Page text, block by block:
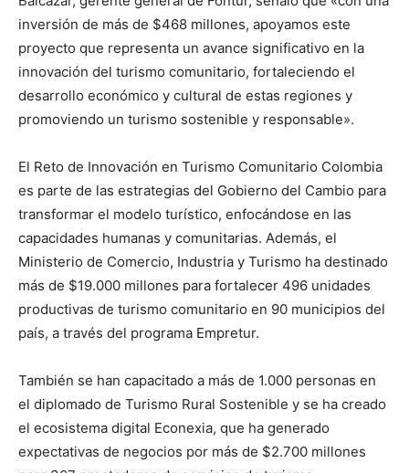
inversión de más de $468 millones, apoyamos este
proyecto que representa un avance significativo en la
innovación del turismo comunitario, fortaleciendo el
desarrollo económico y cultural de estas regiones y
promoviendo un turismo sostenible y responsable».
El Reto de Innovación en Turismo Comunitario Colombia
es parte de las estrategias del Gobierno del Cambio para
transformar el modelo turístico, enfocándose en las
capacidades humanas y comunitarias. Además, el
Ministerio de Comercio, Industria y Turismo ha destinado
más de $19.000 millones para fortalecer 496 unidades
productivas de turismo comunitario en 90 municipios del
país, a través del programa Empretur.
También se han capacitado a más de 1.000 personas en
el diplomado de Turismo Rural Sostenible y se ha creado
el ecosistema digital Econexia, que ha generado
expectativas de negocios por más de $2.700 millones